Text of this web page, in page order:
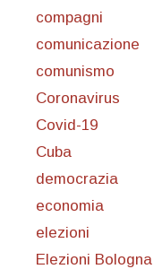
compagni
comunicazione
comunismo
Coronavirus
Covid-19
Cuba
democrazia
economia
elezioni
Elezioni Bologna